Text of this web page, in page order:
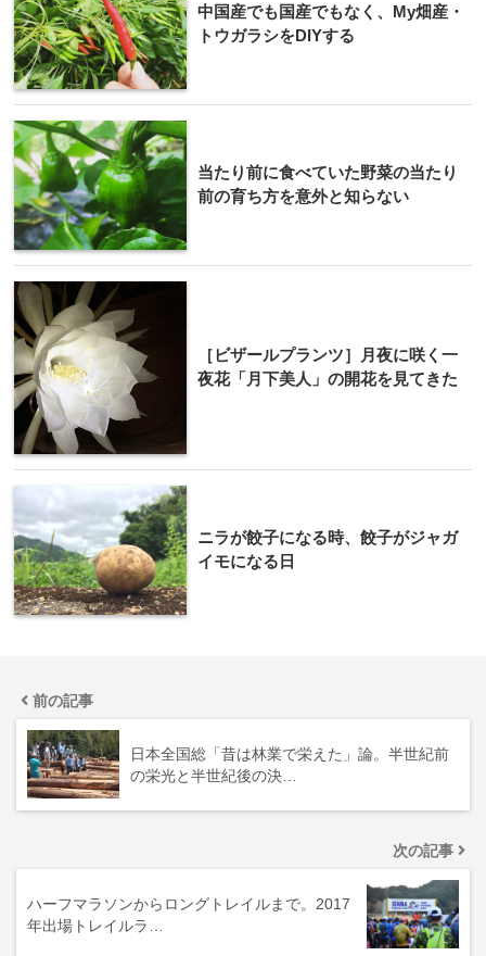
中国産でも国産でもなく、My畑産・
トウガラシをDIYする
当たり前に食べていた野菜の当たり
前の育ち方を意外と知らない
［ビザールプランツ］月夜に咲く一
夜花「月下美人」の開花を見てきた
ニラが餃子になる時、餃子がジャガ
イモになる日
前の記事
日本全国総「昔は林業で栄えた」論。半世紀前
の栄光と半世紀後の決…
次の記事
ハーフマラソンからロングトレイルまで。2017
年出場トレイルラ…